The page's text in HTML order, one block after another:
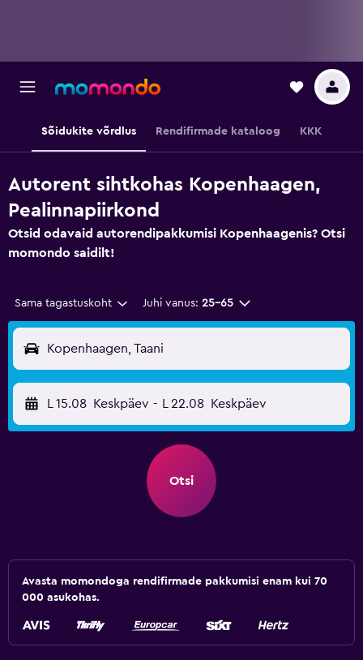
Sõidukite võrdlus Rendifirmade kataloog KKK
Autorent sihtkohas Kopenhaagen,
Pealinnapiirkond
Otsid odavaid autorendipakkumisi Kopenhaagenis? Otsi
momondo saidilt!
Sama tagastuskoht Juhi vanus: 25–65
Kopenhaagen, Taani
L 15.08 Keskpäev - L 22.08 Keskpäev
Otsi
Avasta momondoga rendifirmade pakkumisi enam kui 70
000 asukohas.